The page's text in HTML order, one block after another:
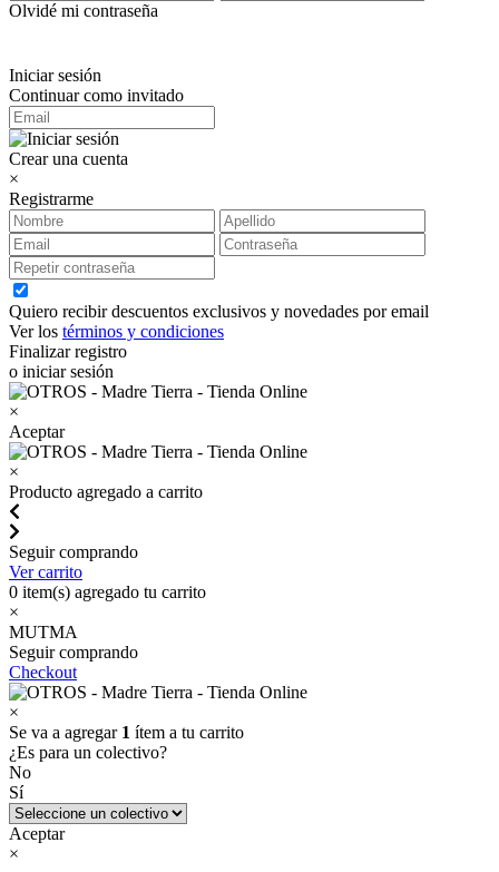
Olvidé mi contraseña
Iniciar sesión
Continuar como invitado
Crear una cuenta
×
Registrarme
Quiero recibir descuentos exclusivos y novedades por email
Ver los términos y condiciones
Finalizar registro
o iniciar sesión
×
Aceptar
×
Producto agregado a carrito
Seguir comprando
Ver carrito
0 item(s) agregado tu carrito
×
MUTMA
Seguir comprando
Checkout
×
Se va a agregar 1 ítem a tu carrito
¿Es para un colectivo?
No
Sí
Aceptar
×